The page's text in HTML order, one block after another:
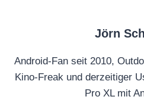
Jörn
Android-Fan seit 2010,
Kino-Freak und derzeitiger
Pro XL mit